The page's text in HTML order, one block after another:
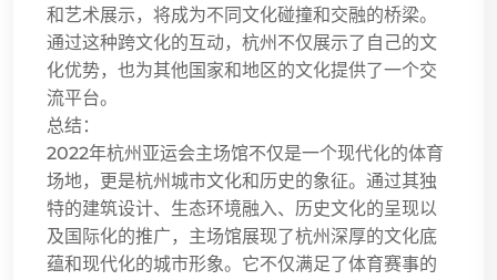
和艺术展示，将成为不同文化碰撞和交融的桥梁。
通过这种跨文化的互动，杭州不仅展示了自己的文
化优势，也为其他国家和地区的文化提供了一个交
流平台。
总结：
2022年杭州亚运会主场馆不仅是一个现代化的体育
场地，更是杭州城市文化和历史的象征。通过其独
特的建筑设计、生态环境融入、历史文化的呈现以
及国际化的推广，主场馆展现了杭州深厚的文化底
蕴和现代化的城市形象。它不仅满足了体育赛事的